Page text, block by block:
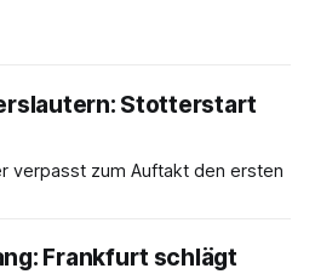
Stotterstart
verpasst zum Auftakt den ersten
Frankfurt schlägt